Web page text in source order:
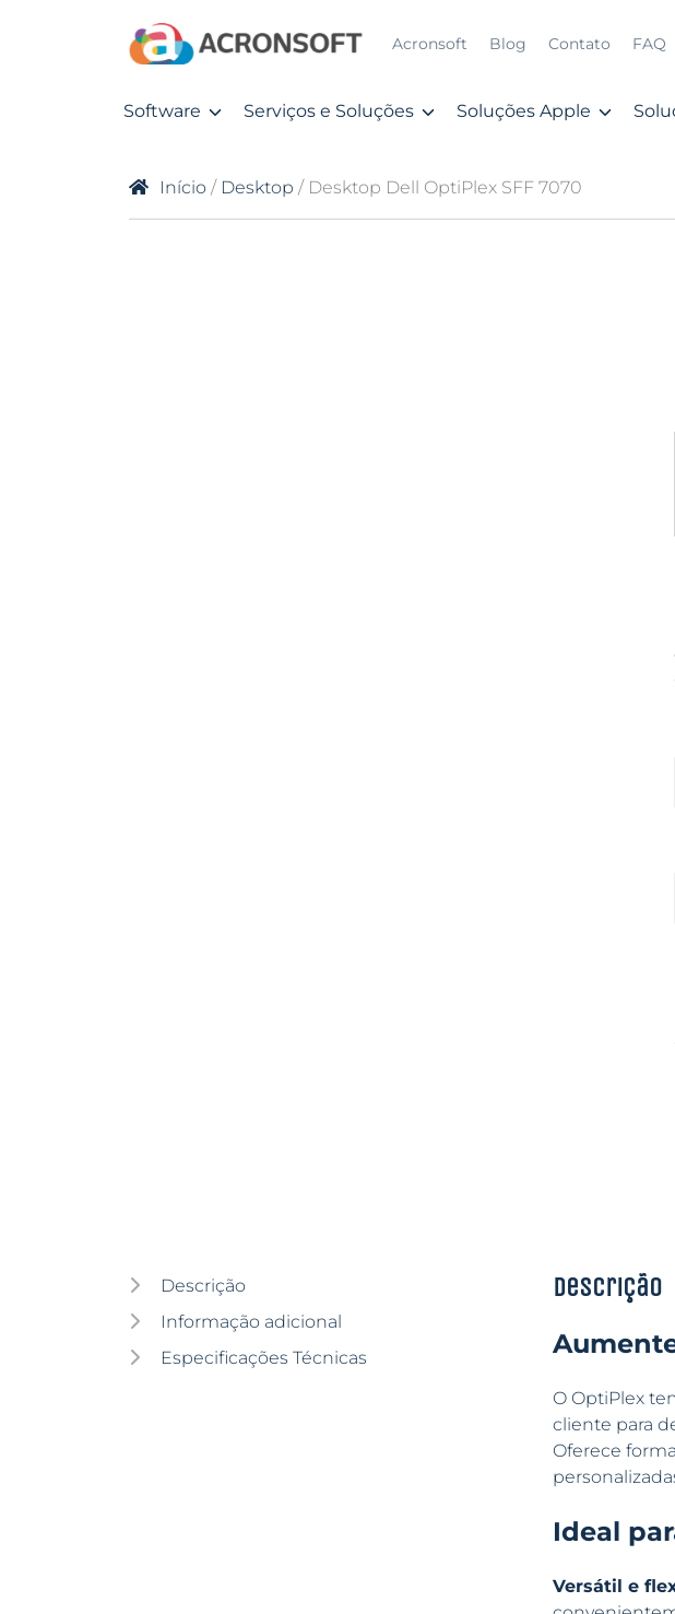
Acronsoft Blog Contato FAQ
Software Serviços e Soluções Soluções Apple
Início / Desktop / Desktop Dell OptiPlex SFF 7070
Descrição
Informação adicional
Especificações Técnicas
Descrição
O OptiPlex
cliente para
Oferece
Ideal
Versátil e